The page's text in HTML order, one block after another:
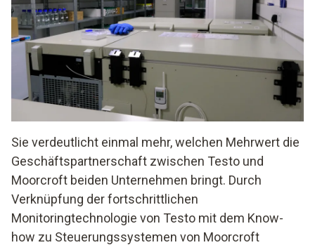
Sie verdeutlicht einmal mehr, welchen Mehrwert die
Geschäftspartnerschaft zwischen Testo und
Moorcroft beiden Unternehmen bringt. Durch
Verknüpfung der fortschrittlichen
Monitoringtechnologie von Testo mit dem Know-
how zu Steuerungssystemen von Moorcroft